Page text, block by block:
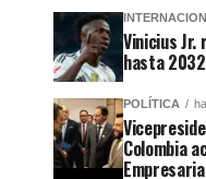
Vinicius Jr.
hasta
POLÍTICA
Colombia